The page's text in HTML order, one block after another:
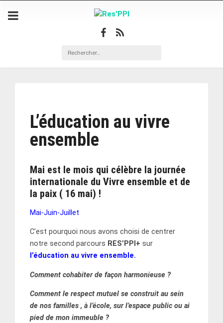
L’éducation au vivre
ensemble
Mai est le mois qui célèbre la journée
internationale du Vivre ensemble et de
la paix ( 16 mai) !
Mai-Juin-Juillet
C’est pourquoi nous avons choisi de centrer
notre second parcours RES’PPI+ sur
l’éducation au vivre ensemble.
Comment cohabiter de façon harmonieuse ?
Comment le respect mutuel se construit au sein
de nos familles , à l’école, sur l’espace public ou ai
pied de mon immeuble ?